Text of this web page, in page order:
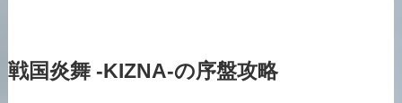
戦国炎舞 -KIZNA-の序盤攻略